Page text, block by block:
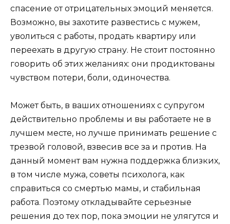
спасение от отрицательных эмоций меняется.
Возможно, вы захотите развестись с мужем,
уволиться с работы, продать квартиру или
переехать в другую страну. Не стоит постоянно
говорить об этих желаниях: они продиктованы
чувством потери, боли, одиночества.
Может быть, в ваших отношениях с супругом
действительно проблемы и вы работаете не в
лучшем месте, но лучше принимать решение с
трезвой головой, взвесив все за и против. На
данный момент вам нужна поддержка близких,
в том числе мужа, советы психолога, как
справиться со смертью мамы, и стабильная
работа. Поэтому откладывайте серьезные
решения до тех пор, пока эмоции не улягутся и